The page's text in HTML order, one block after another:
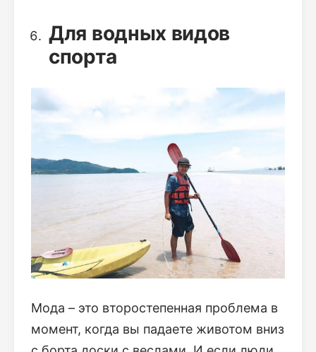
Для водных видов
спорта
Мода – это второстепенная проблема в
момент, когда вы падаете животом вниз